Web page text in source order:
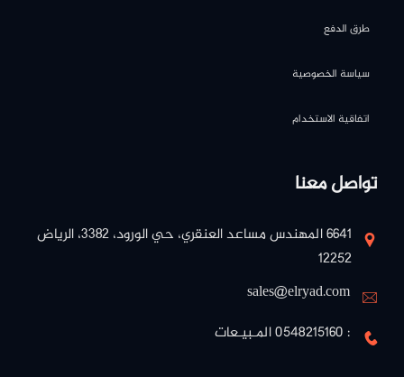
طرق الدفع
سياسة الخصوصية
اتفاقية الاستخدام
تواصل معنا
٦٦٤١ المهندس مساعد العنقري، حي الورود، ٣٣٨٢، الرياض
١٢٢٥٢
sales@elryad.com
: 0548215160 المـبيـعات